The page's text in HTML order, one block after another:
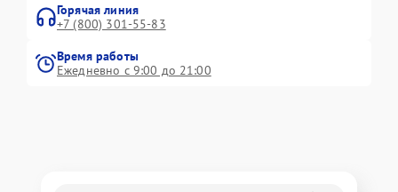
Горячая линия
+7 (800) 301-55-83
Время работы
Ежедневно с 9:00 до 21:00